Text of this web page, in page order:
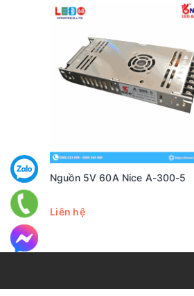
Nguồn 5V 60A Nice A-300-5
Liên hệ